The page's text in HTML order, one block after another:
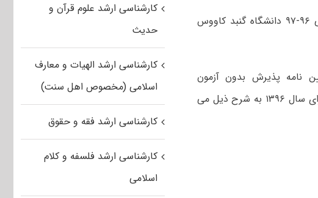
اسامی پذیرفته‌شدگان بدون آزمون مقطع کارشناسی ارشد سال تحصیلی ۹۶-۹۷ دانشگاه گنبد کاووس
نامه پذیرش بدون آزمون
استعدادهای درخشان در مقطع کارشناسی ارشد دانشگاه گنبد کاووس برای سال ۱۳۹۶ به شرح ذیل می
کارشناسی ارشد علوم قرآن و
حدیث
کارشناسی ارشد الهیات و معارف
اسلامی (مخصوص اهل سنت)
کارشناسی ارشد فقه و حقوق
کارشناسی ارشد فلسفه و کلام
اسلامی